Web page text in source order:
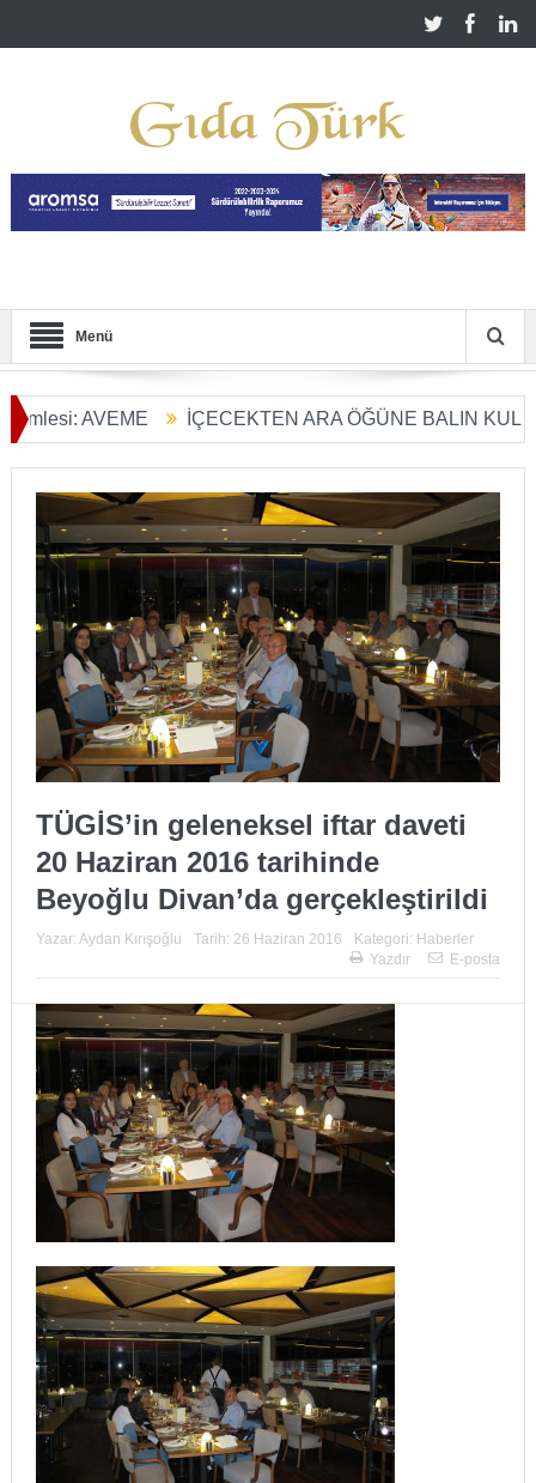
Menü
İÇECEKTEN ARA ÖĞÜNE BALIN KULLANIM
Başladı
TÜGİS’in geleneksel iftar daveti
20 Haziran 2016 tarihinde
Beyoğlu Divan’da gerçekleştirildi
Yazar: Aydan Kırışoğlu Tarih: 26 Haziran 2016 Kategori: Haberler
Yazdır
E-posta